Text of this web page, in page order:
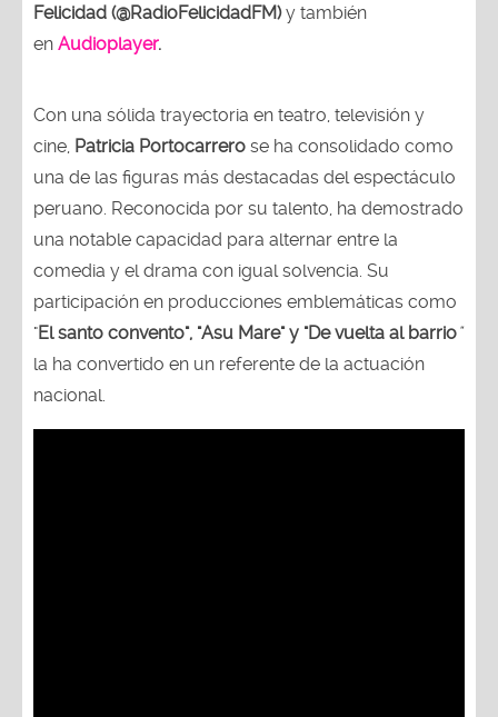
Felicidad (@RadioFelicidadFM)y también
en Audioplayer.
Con una sólida trayectoria en teatro, televisión y
cine, Patricia Portocarrero se ha consolidado como
una de las figuras más destacadas del espectáculo
peruano. Reconocida por su talento, ha demostrado
una notable capacidad para alternar entre la
comedia y el drama con igual solvencia. Su
participación en producciones emblemáticas como
"El santo convento", "Asu Mare" y "De vuelta al barrio"
la ha convertido en un referente de la actuación
nacional.